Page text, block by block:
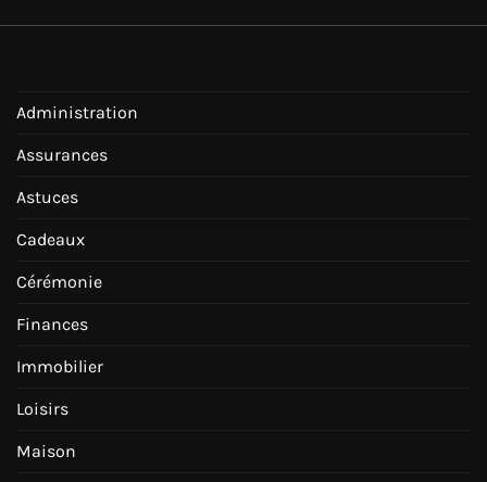
Administration
Assurances
Astuces
Cadeaux
Cérémonie
Finances
Immobilier
Loisirs
Maison